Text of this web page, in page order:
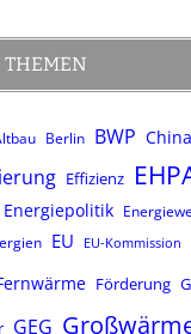
THEMEN
Berlin BWP China
Effizienz
Energiepolitik
EU EU-Kommission
Förderung
GEG